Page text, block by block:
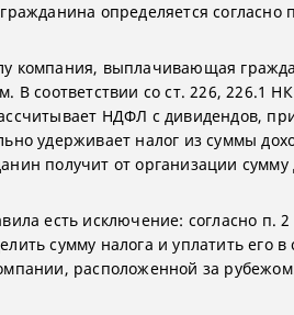
определяется
компания, выплачивающая
В соответствии со ст. 226, 226.1
НДФЛ с дивидендов,
удерживает налог из суммы
получит от организации
есть исключение: согласно п.
сумму налога и уплатить его
расположенной за